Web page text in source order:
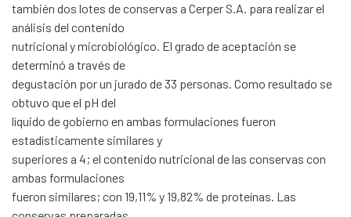
también dos lotes de conservas a Cerper S.A. para realizar el
análisis del contenido
nutricional y microbiológico. El grado de aceptación se
determinó a través de
degustación por un jurado de 33 personas. Como resultado se
obtuvo que el pH del
líquido de gobierno en ambas formulaciones fueron
estadísticamente similares y
superiores a 4; el contenido nutricional de las conservas con
ambas formulaciones
fueron similares; con 19,11% y 19,82% de proteínas. Las